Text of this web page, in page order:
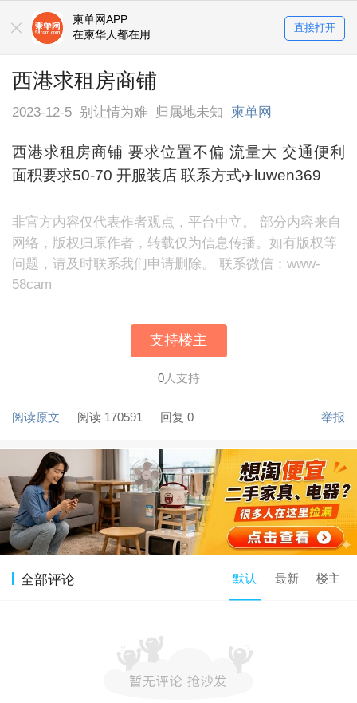
柬单网APP
在柬华人都在用
直接打开
西港求租房商铺
2023-12-5 别让情为难 归属地未知 柬单网
西港求租房商铺 要求位置不偏 流量大 交通便利
面积要求50-70 开服装店 联系方式✈️luwen369
非官方内容仅代表作者观点，平台中立。 部分内容来自
网络，版权归原作者，转载仅为信息传播。如有版权等
问题，请及时联系我们申请删除。 联系微信：www-
58cam
支持楼主
0人支持
阅读原文 阅读 170591 回复 0 举报
全部评论 默认 最新 楼主